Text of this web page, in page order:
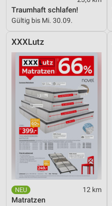
Traumhaft schlafen!
Gültig bis Mi. 30.09.
XXXLutz
12 km
Matratzen